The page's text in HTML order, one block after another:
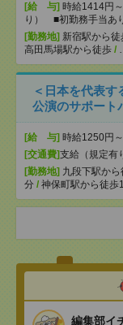
[給 与] 時給1414円
り） ■初勤務手当
[勤務地] 新宿駅から徒
高田馬場駅から徒歩 /
＜日本を代表
公演のサポート
[給 与] 時給1250円～
[交通費]支給（規定有
[勤務地] 九段下駅か
分 / 神保町駅から徒歩
編集部イ